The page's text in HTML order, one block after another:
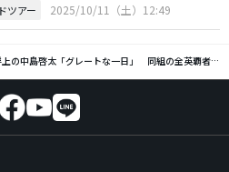
ツアー 2025/10/11（土）12:49
中島啓太「グレートな一日」 同組の全英覇者ロウリー「ケイタを倒すの難しい」